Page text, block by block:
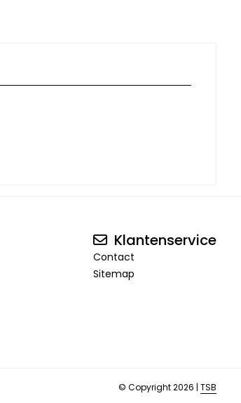
Klantenservice
Contact
Sitemap
© Copyright 2026 | TSB